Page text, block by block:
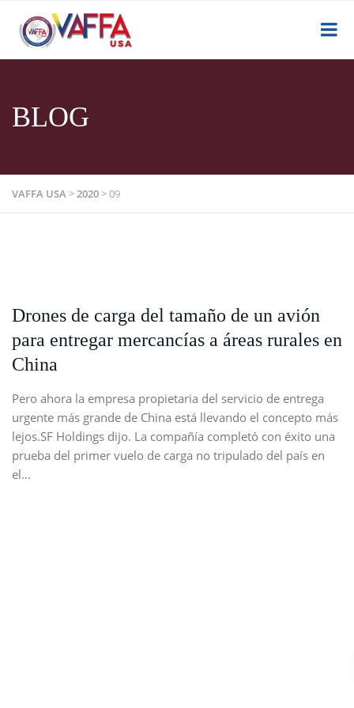
BLOG
VAFFA USA>2020>09
Drones de carga del tamaño de un avión
para entregar mercancías a áreas rurales en
China
Pero ahora la empresa propietaria del servicio de entrega
urgente más grande de China está llevando el concepto más
lejos.SF Holdings dijo. La compañía completó con éxito una
prueba del primer vuelo de carga no tripulado del país en
el…